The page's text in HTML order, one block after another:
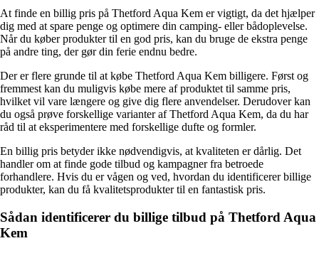
At finde en billig pris på Thetford Aqua Kem er vigtigt, da det hjælper
dig med at spare penge og optimere din camping- eller bådoplevelse.
Når du køber produkter til en god pris, kan du bruge de ekstra penge
på andre ting, der gør din ferie endnu bedre.
Der er flere grunde til at købe Thetford Aqua Kem billigere. Først og
fremmest kan du muligvis købe mere af produktet til samme pris,
hvilket vil vare længere og give dig flere anvendelser. Derudover kan
du også prøve forskellige varianter af Thetford Aqua Kem, da du har
råd til at eksperimentere med forskellige dufte og formler.
En billig pris betyder ikke nødvendigvis, at kvaliteten er dårlig. Det
handler om at finde gode tilbud og kampagner fra betroede
forhandlere. Hvis du er vågen og ved, hvordan du identificerer billige
produkter, kan du få kvalitetsprodukter til en fantastisk pris.
Sådan identificerer du billige tilbud på Thetford Aqua
Kem